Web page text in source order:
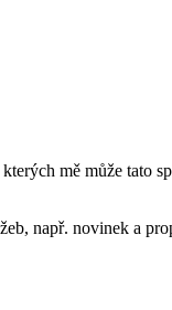
mě může tato
např. novinek a